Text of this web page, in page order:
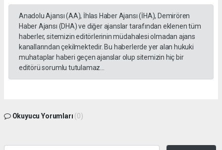
Anadolu Ajansı (AA), İhlas Haber Ajansı (İHA), Demirören
Haber Ajansı (DHA) ve diğer ajanslar tarafından eklenen tüm
haberler, sitemizin editörlerinin müdahalesi olmadan ajans
kanallarından çekilmektedir. Bu haberlerde yer alan hukuki
muhataplar haberi geçen ajanslar olup sitemizin hiç bir
editörü sorumlu tutulamaz...
Okuyucu Yorumları (0)